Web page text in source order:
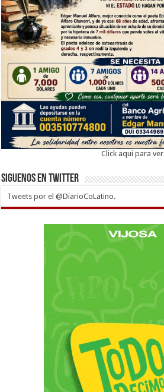
Click aqui para ver
Siguenos en twitter
Tweets por el @DiarioCoLatino.